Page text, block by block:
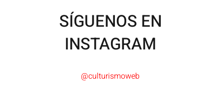
SÍGUENOS EN
INSTAGRAM
@culturismoweb